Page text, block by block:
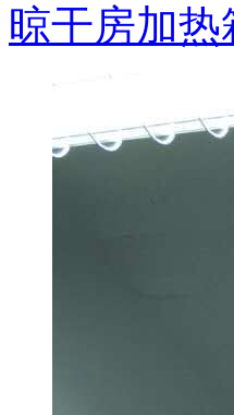
晾干房加热